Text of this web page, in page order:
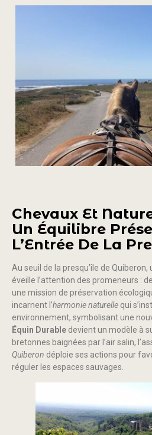
Chevaux Et
Un Équilibre
L’Entrée De La
Au seuil de la presqu’île de
éveille l’attention des promeneurs :
une mission de préservation
incarnent l’harmonie naturelle qui
environnement, symbolisant une
Équin Durable devient un modèle à
bretonnes baignées par l’air salin,
Quiberon déploie ses actions pour
réguler les espaces sauvages.